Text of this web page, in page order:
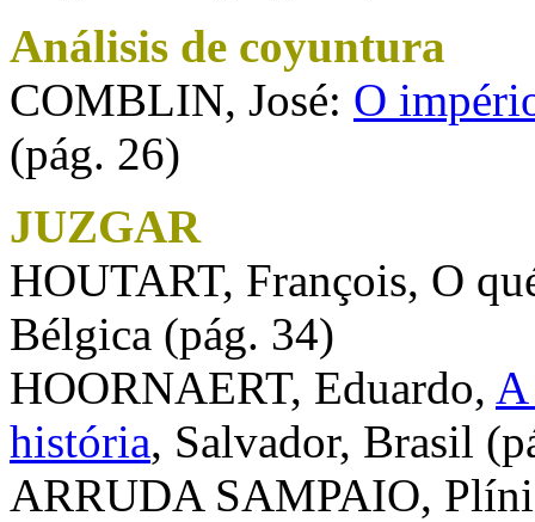
Análisis de coyuntura
COMBLIN, José: O
(pág. 26)
JUZGAR
HOUTART, François, O
Bélgica (pág. 34)
HOORNAERT, Eduardo,
história, Salvador, Brasil
ARRUDA SAMPAIO,